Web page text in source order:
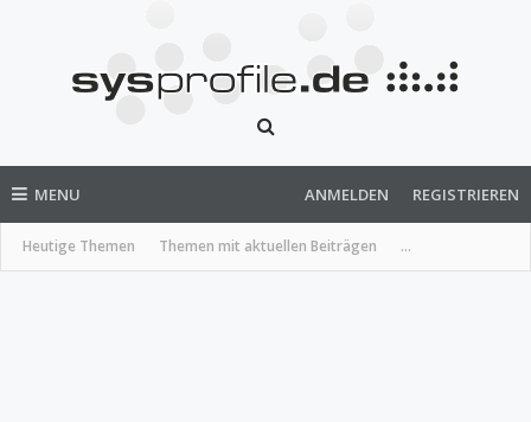
MENU
Heutige Themen Themen mit aktuellen Beiträgen ...
ANMELDEN REGISTRIEREN